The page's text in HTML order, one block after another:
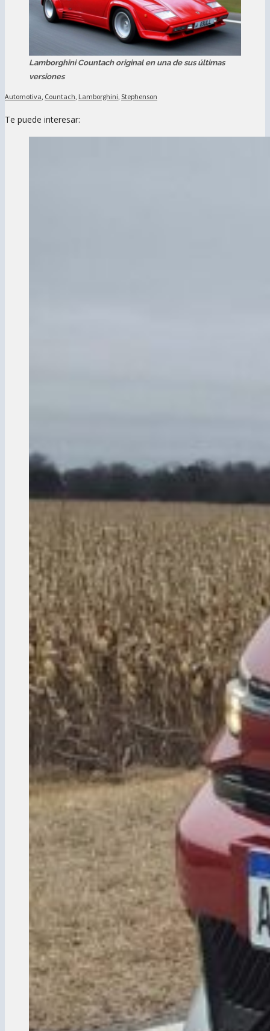
Lamborghini Countach original en una de sus últimas
versiones
Automotiva, Countach, Lamborghini, Stephenson
Te puede interesar: